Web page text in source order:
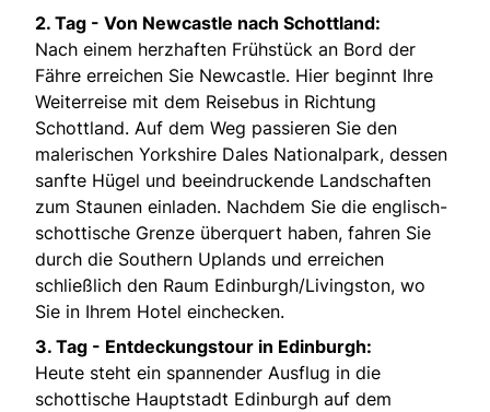
2. Tag - Von Newcastle nach Schottland:
Nach einem herzhaften Frühstück an Bord der
Fähre erreichen Sie Newcastle. Hier beginnt Ihre
Weiterreise mit dem Reisebus in Richtung
Schottland. Auf dem Weg passieren Sie den
malerischen Yorkshire Dales Nationalpark, dessen
sanfte Hügel und beeindruckende Landschaften
zum Staunen einladen. Nachdem Sie die englisch-
schottische Grenze überquert haben, fahren Sie
durch die Southern Uplands und erreichen
schließlich den Raum Edinburgh/Livingston, wo
Sie in Ihrem Hotel einchecken.
3. Tag - Entdeckungstour in Edinburgh:
Heute steht ein spannender Ausflug in die
schottische Hauptstadt Edinburgh auf dem